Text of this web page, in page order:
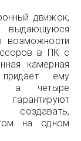
движок,
возможности
в ПК с
камерная
ему
а четыре
создавать,
на одном